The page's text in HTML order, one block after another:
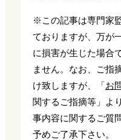
※この記事は専門家
ておりますが、万が
に損害が生じた場合
ません。なお、ご指
け致しますが、「お
関するご指摘等」よ
事内容に関するご質
予めご了承下さい。